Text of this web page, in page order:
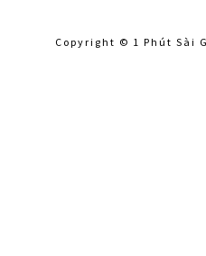
Copyright © 1 Phút Sài